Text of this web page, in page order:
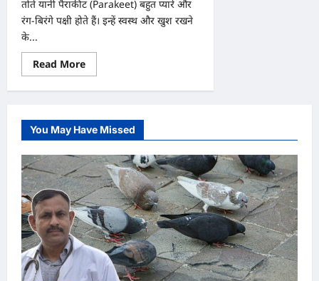
तोते यानी पैराकीट (Parakeet) बहुत प्यारे और
रंग-बिरंगे पक्षी होते हैं। इन्हें स्वस्थ और खुश रखने
के...
Read MoreRead
more
तोते
लिए
सबसे
अच्छा
भोजन
क्या
है,
जानें
You May Have Missed